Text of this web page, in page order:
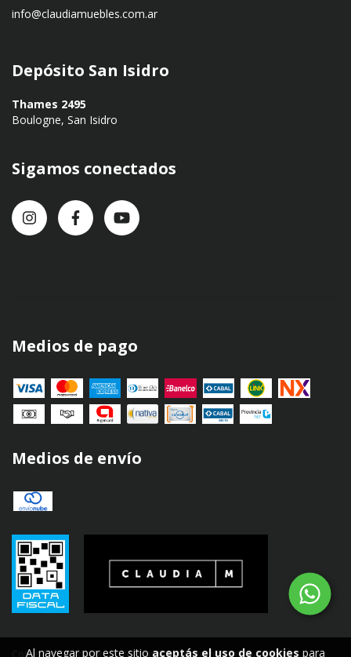
Al navegar por este sitio aceptás el uso de cookies para
info@claudiamuebles.com.ar
Depósito San Isidro
Thames 2495
Boulogne, San Isidro
Sigamos conectados
Medios de pago
Medios de envío
Copyright Claudia M - 2026. Todos los derechos reservados.